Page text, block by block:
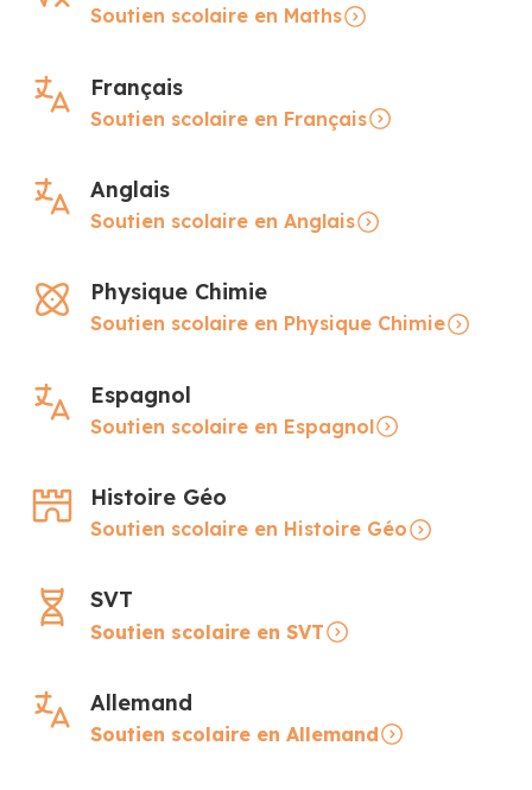
Soutien scolaire en Maths
Français
Soutien scolaire en Français
Anglais
Soutien scolaire en Anglais
Physique Chimie
Soutien scolaire en Physique Chimie
Espagnol
Soutien scolaire en Espagnol
Histoire Géo
Soutien scolaire en Histoire Géo
SVT
Soutien scolaire en SVT
Allemand
Soutien scolaire en Allemand